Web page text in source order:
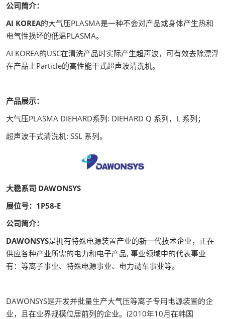
公司简介：
AI KOREA的大气压PLASMA是一种不会对产品或身体产生热和
电气性损坏的低温PLASMA。
AI KOREA的USC在清洗产品时实际产生超声波，可有效去除漂浮
在产品上Particle的高性能干式超声波清洗机。
产品展示：
大气压PLASMA DIEHARD系列: DIEHARD Q 系列，L 系列；
超声波干式清洗机: SSL 系列。
大稳系司 DAWONSYS
展位号：1P58-E
公司简介：
DAWONSYS是拥有特殊电源装置产业的新一代技术企业，正在
供应各种产业所需的电力和电子产品, 事业领域中的代表事业
有：等离子事业、特殊电源事业、电力动车事业等。
DAWONSYS是开发并批量生产大气压等离子专用电源装置的企
业，且在业界规模位居前列的企业。(2010年10月在韩国